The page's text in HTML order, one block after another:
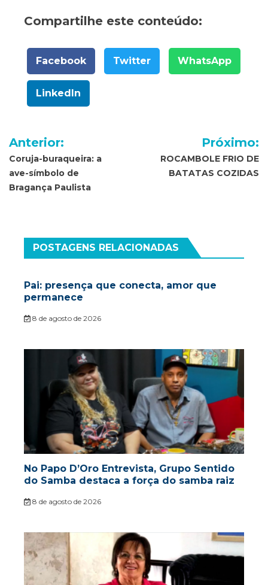
Compartilhe este conteúdo:
Facebook Twitter WhatsApp
LinkedIn
Navegação
de
Post
Anterior:
Coruja-buraqueira: a
ave-símbolo de
Bragança Paulista
Próximo:
ROCAMBOLE FRIO DE
BATATAS COZIDAS
POSTAGENS RELACIONADAS
Pai: presença que conecta, amor que
permanece
8 de agosto de 2026
No Papo D’Oro Entrevista, Grupo Sentido
do Samba destaca a força do samba raiz
8 de agosto de 2026